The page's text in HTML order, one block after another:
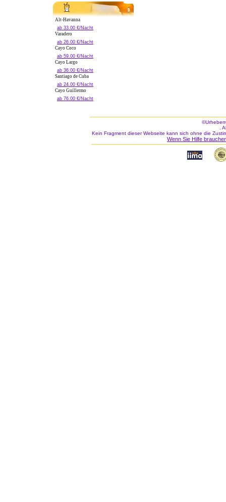
Alt-Havanna
ab 33.00 €/Nacht
Varadero
ab 26.00 €/Nacht
Cayo Coco
ab 59.00 €/Nacht
Cayo Largo
ab 36.00 €/Nacht
Santiago de Cuba
ab 24.00 €/Nacht
Cayo Guillermo
ab 76.00 €/Nacht
.
Kein Fragment dieser Webseite kann sich ohne die
Wenn Sie Hilfe